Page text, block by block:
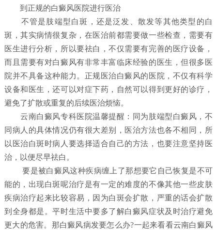
到正规的白癜风医院进行医治
不管是肢端型白斑，还是泛发、散发等其他类型的白
斑，其实病情很复杂，在医治前都需要做一些检查，需要有
医生进行分析，所以要祛白，不仅需要有完善的医疗设备，
而且需要有对白癜风有非常丰富临床经验的医生，但很多医
院并不具备这种能力。正规医治白癜风的医院，不仅有科学
设备和医生，还可以对症下药，自然可以得到更好的诊疗，
避免了扩散或重复的后续医治烦恼。
云南白癜风专科医院温馨提醒：同为肢端型白癜风，不
同病人的具体情况仍有很大差别，医治方法也各不相同，所
以医治白斑时病人要选择适合自己的方法，也要注意坚持医
治，以便尽早祛白。
要是被白癜风这种疾病缠上了那想要它自己恢复是不可
能的，出现白斑呢治疗是有一定的难度的不像其他一些皮肤
疾病治疗起来比较容易，因为白斑会扩散，严重的话会扩散
到全身都是。平时生活中要多了解白癜风症状及时治疗避免
更大的危害。那白癜风病发要怎么办?一起来看看云南白癜风